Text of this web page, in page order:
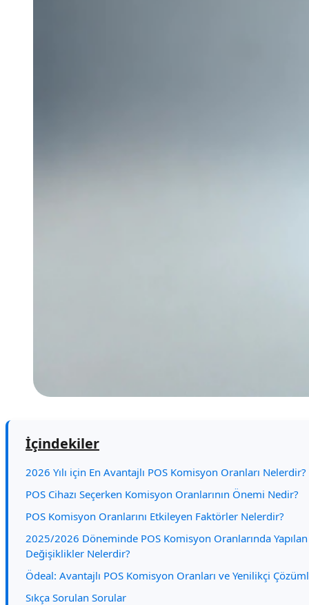
İçindekiler
2026 Yılı için En Avantajlı POS Komisyon Oranları Nelerdir?
POS Cihazı Seçerken Komisyon Oranlarının Önemi Nedir?
POS Komisyon Oranlarını Etkileyen Faktörler Nelerdir?
2025/2026 Döneminde POS Komisyon Oranlarında Yapılan
Değişiklikler Nelerdir?
Ödeal: Avantajlı POS Komisyon Oranları ve Yenilikçi
Sıkça Sorulan Sorular